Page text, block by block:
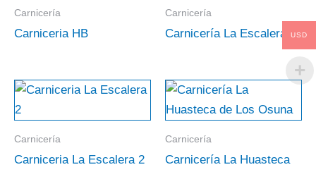
Carnicería
Carniceria HB
Carnicería
Carnicería La Escalera
Carnicería
Carniceria La Escalera 2
Carnicería
Carnicería La Huasteca
USD